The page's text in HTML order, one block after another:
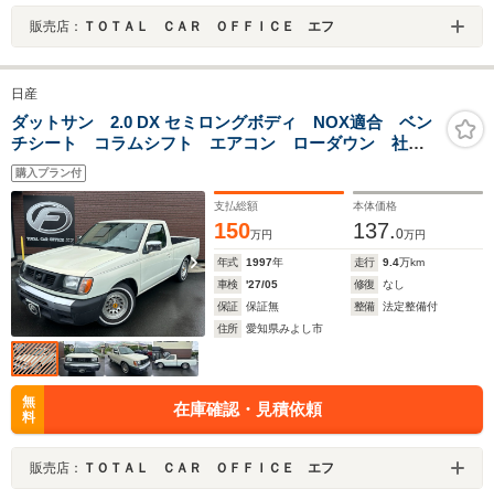
販売店： ＴＯＴＡＬ ＣＡＲ ＯＦＦＩＣＥ エフ
日産
ダットサン 2.0 DX セミロングボディ NOX適合 ベン
チシート コラムシフト エアコン ローダウン 社外
ホイール ETC Bluetoothオーディオ
購入プラン付
支払総額
150万円
本体価格
137.0万円
年式 1997年 走行 9.4万km
車検
'27/05 修復
なし
保証
保証無 整備
法定整備付
住所
愛知県みよし市
無
料
在庫確認・見積依頼
販売店： ＴＯＴＡＬ ＣＡＲ ＯＦＦＩＣＥ エフ